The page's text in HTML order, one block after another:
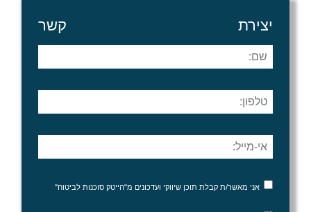
יצירת קשר
אני מאשר/ת קבלת תוכן שיווקי ועדכונים מ"הייטק סוכנות לביטוח"